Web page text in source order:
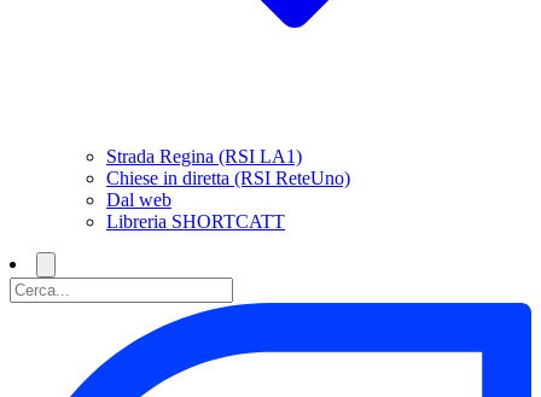
Strada Regina (RSI LA1)
Chiese in diretta (RSI ReteUno)
Dal web
Libreria SHORTCATT